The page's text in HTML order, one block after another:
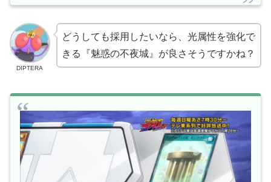
DIPTERA
どうしても採用したいなら、光属性を強化で
きる『魅惑の不夜城』が良さそうですかね？